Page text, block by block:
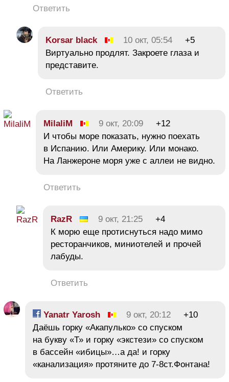
Ответить
Korsar black 10 окт, 05:54
+5
Виртуально продлят. Закроете глаза и
представите.
Ответить
MilaliM 9 окт, 20:09
+12
И чтобы море показать, нужно поехать
в Испанию. Или Америку. Или монако.
На Ланжероне моря уже с аллеи не видно.
Ответить
RazR 9 окт, 21:25
+4
К морю еще протиснуться надо мимо
ресторанчиков, миниотелей и прочей
лабуды.
Ответить
Yanatr Yarosh 9 окт, 20:12
+10
Даёшь горку «Акапулько» со спуском
на букву «Т» и горку «экстези» со спуском
в бассейн «ибицы»…а да! и горку
«канализация» протяните до 7-8ст.Фонтана!